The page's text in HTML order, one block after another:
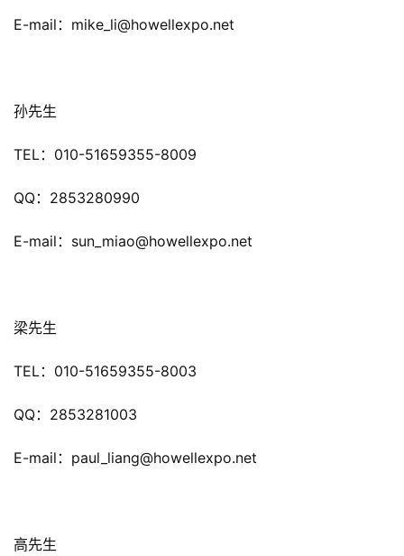
戏
闲
游
戏
2
2
三
金
奖
E-mail：mike_li@howellexpo.net
孙先生
TEL：010-51659355-8009
QQ：2853280990
E-mail：sun_miao@howellexpo.net
梁先生
TEL：010-51659355-8003
QQ：2853281003
E-mail：paul_liang@howellexpo.net
高先生